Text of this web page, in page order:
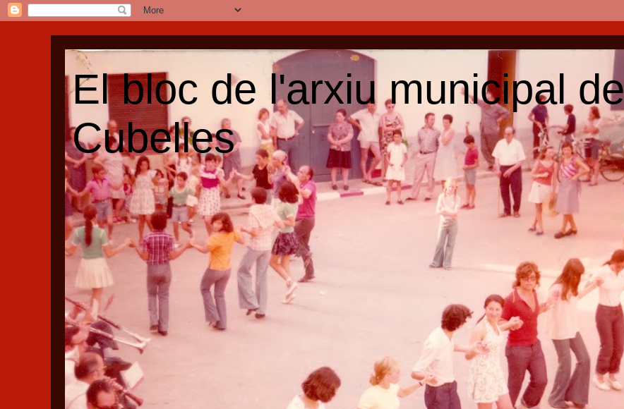
El bloc de l'arxiu municipal de
Cubelles